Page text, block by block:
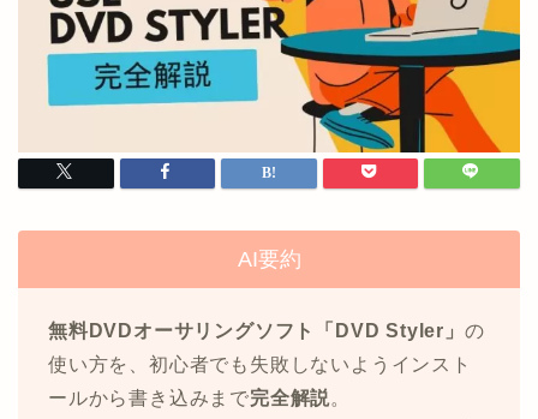
AI要約
無料DVDオーサリングソフト「DVD Styler」 の
使い方を、初心者でも失敗しないようインスト
ールから書き込みまで完全解説。